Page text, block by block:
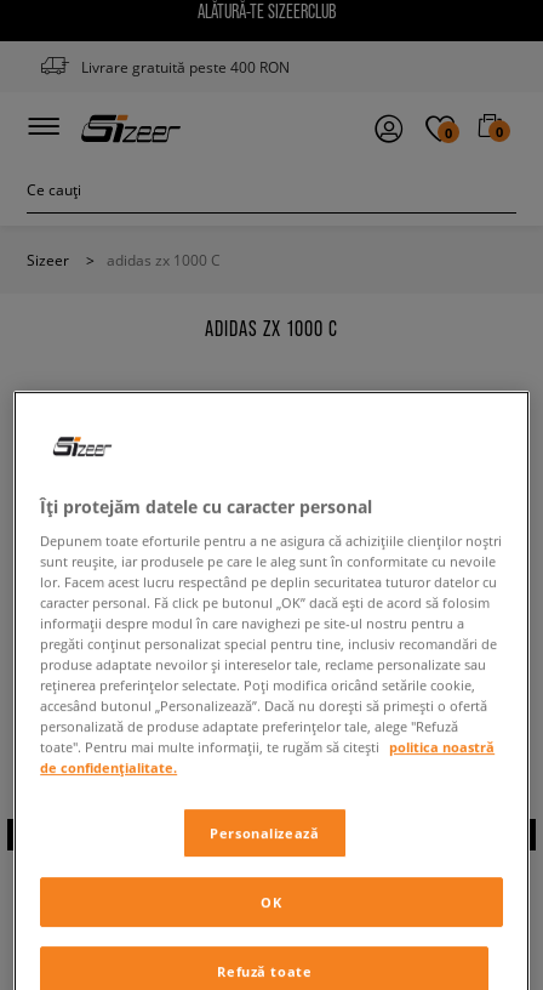
ALĂTURĂ-TE SIZEERCLUB
Livrare gratuită peste 400 RON
0 0
Sizeer > adidas zx 1000 C
ADIDAS ZX 1000 C
puține filtre.
ÎNAPOI LA MAGAZIN
◾️ Sunt0produse din categoriaBărbați
adidas zx 1000 C◾️
ABONEAZĂ-TE LA
NEWSLETTER
Îți protejăm datele cu caracter personal
Depunem toate eforturile pentru a ne asigura că achizițiile clienților noștri
sunt reușite, iar produsele pe care le aleg sunt în conformitate cu nevoile
lor. Facem acest lucru respectând pe deplin securitatea tuturor datelor cu
caracter personal. Fă click pe butonul „OK” dacă ești de acord să folosim
informații despre modul în care navighezi pe site-ul nostru pentru a
pregăti conținut personalizat special pentru tine, inclusiv recomandări de
produse adaptate nevoilor și intereselor tale, reclame personalizate sau
reținerea preferințelor selectate. Poți modifica oricând setările cookie,
accesând butonul „Personalizează”. Dacă nu dorești să primești o ofertă
personalizată de produse adaptate preferințelor tale, alege "Refuză
toate". Pentru mai multe informații, te rugăm să citești
politica noastră
de confidențialitate.
Personalizează
Refuză toate
OK